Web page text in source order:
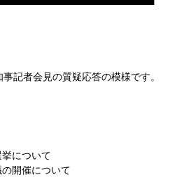
記者会見の質疑応答の模様です。
について
開催について